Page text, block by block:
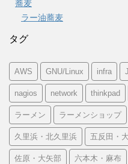
蕎麦
ラー油蕎麦
タグ
AWS GNU/Linux infra
nagios network thinkpad
ラーメン ラーメンショップ
久里浜・北久里浜 五反田・
佐原・大矢部 六本木・麻布